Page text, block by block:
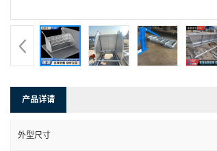
产品详请
外型尺寸